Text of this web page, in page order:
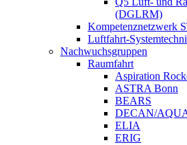
(DGLRM)
Kompetenznetzwerk
Luftfahrt-
Nachwuchsgruppen
Raumfahrt
Aspiration
ASTRA Bonn
BEARS
DECAN/
ELIA
ERIG